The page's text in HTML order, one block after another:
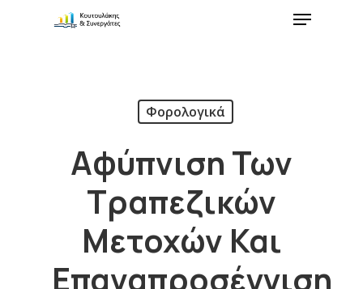
Φορολογικά
Αφύπνιση Των
Τραπεζικών
Μετοχών Και
Επαναπροσέγγιση